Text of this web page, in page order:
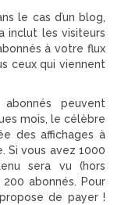
le cas d’un blog,
inclut les visiteurs
à votre flux
ceux qui viennent
peuvent
mois, le célèbre
des affichages à
Si vous avez 1000
sera vu (hors
abonnés. Pour
de payer !